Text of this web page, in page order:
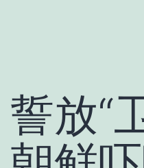
誓放“